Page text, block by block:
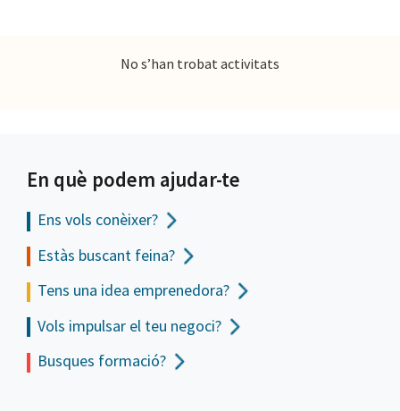
No s’han trobat activitats
En què podem ajudar-te
Ens vols conèixer?
Estàs buscant feina?
Tens una idea emprenedora?
Vols impulsar el teu negoci?
Busques formació?